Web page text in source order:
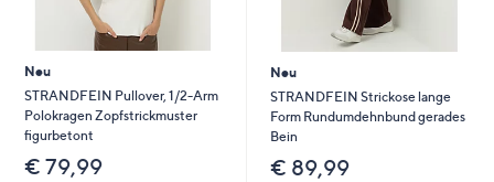
Neu
STRANDFEIN Pullover, 1/2-Arm
Polokragen Zopfstrickmuster
figurbetont
€ 79,99
Neu
STRANDFEIN Strickose lange
Form Rundumdehnbund gerades
Bein
€ 89,99